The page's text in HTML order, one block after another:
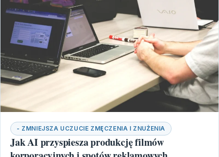
- ZMNIEJSZA UCZUCIE ZMĘCZENIA I ZNUŻENIA
Jak AI przyspiesza produkcję filmów